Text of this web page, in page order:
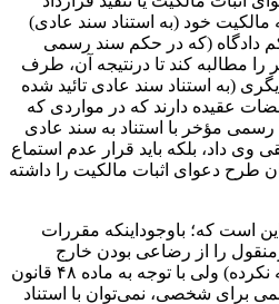
مالکیت خود (به استناد سند عادی)
دادگاه (که در حکم سند رسمی
مطالبه کند تا درنتیجه آن، طرف
(به استناد سند عادی تائید شده
عقیده دارند که در مواردی که
مؤخر با استناد به سند عادی
وی داد، بلکه باید قرار عدم استماع
طرح دعوای اثبات مالکیت را داشته
است که؛ باوجوداینکه مقررات
را از رضاعی بودن خارج
نکرده، (تشریفاتی الزامی ارائه نکرده) ولی با توجه به ماده ۴۸ قانون
برای شخصی، نمی‌توان با استناد